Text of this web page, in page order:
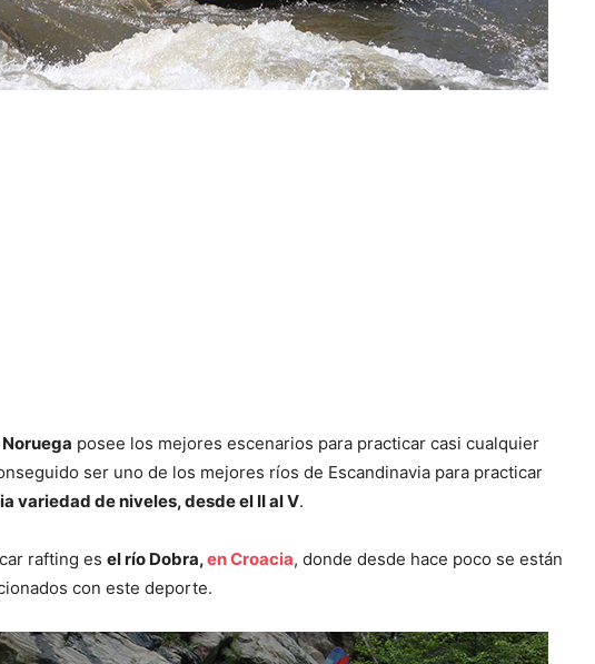
Noruega posee los mejores escenarios para practicar casi cualquier
ser uno de los mejores ríos de Escandinavia para practicar
variedad de niveles, desde el II al V.
rafting es el río Dobra,en Croacia, donde desde hace poco se están
con este deporte.